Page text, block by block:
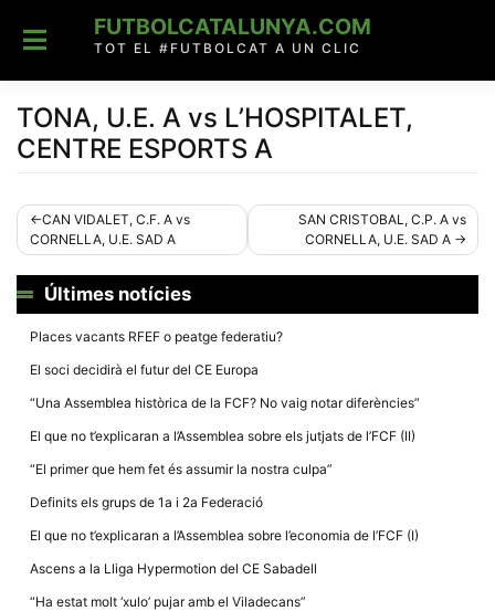
content
FUTBOLCATALUNYA.COM
TOT EL #FUTBOLCAT A UN CLIC
TONA, U.E. A vs L’HOSPITALET,
CENTRE ESPORTS A
Navegació
d'entrades
CAN VIDALET, C.F. A vs
CORNELLA, U.E. SAD A
SAN CRISTOBAL, C.P. A vs
CORNELLA, U.E. SAD A
Últimes notícies
Places vacants RFEF o peatge federatiu?
El soci decidirà el futur del CE Europa
“Una Assemblea històrica de la FCF? No vaig notar diferències”
El que no t’explicaran a l’Assemblea sobre els jutjats de l’FCF (II)
“El primer que hem fet és assumir la nostra culpa”
Definits els grups de 1a i 2a Federació
El que no t’explicaran a l’Assemblea sobre l’economia de l’FCF (I)
Ascens a la Lliga Hypermotion del CE Sabadell
“Ha estat molt ‘xulo’ pujar amb el Viladecans”